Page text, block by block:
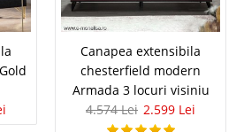
3 Locuri
pe Saltea Relaxa cu Lada Atlanta este o
Canapea extensibila
chesterfield modern
Armada 3 locuri visiniu
4.574 Lei 2.599 Lei